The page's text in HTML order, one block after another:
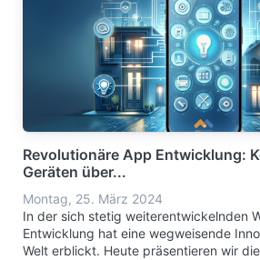
Revolutionäre App Entwicklung:
Geräten über...
Montag, 25. März 2024
In der sich stetig weiterentwickelnden
Entwicklung hat eine wegweisende
Welt erblickt. Heute präsentieren wir